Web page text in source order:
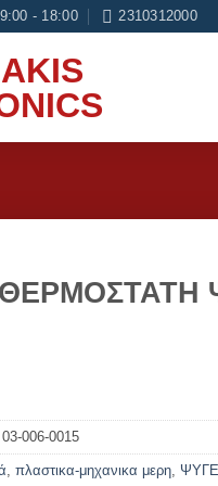
- 18:00 2310312000
03-006-0015
πλαστικα-μηχανικα μερη